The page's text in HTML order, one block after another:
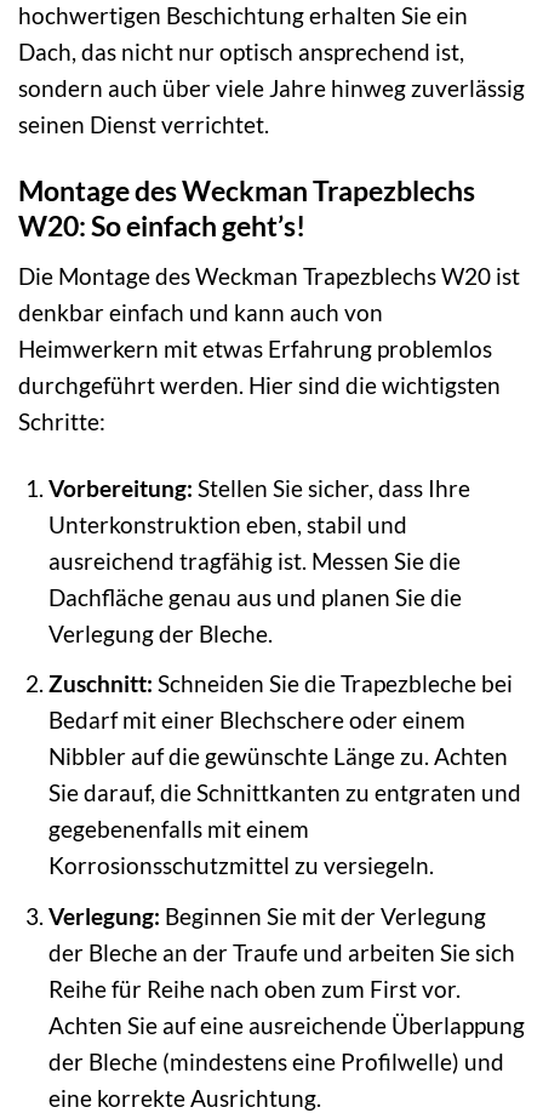
hochwertigen Beschichtung erhalten Sie ein
Dach, das nicht nur optisch ansprechend ist,
sondern auch über viele Jahre hinweg zuverlässig
seinen Dienst verrichtet.
Montage des Weckman Trapezblechs
W20: So einfach geht’s!
Die Montage des Weckman Trapezblechs W20 ist
denkbar einfach und kann auch von
Heimwerkern mit etwas Erfahrung problemlos
durchgeführt werden. Hier sind die wichtigsten
Schritte:
Vorbereitung: Stellen Sie sicher, dass Ihre
Unterkonstruktion eben, stabil und
ausreichend tragfähig ist. Messen Sie die
Dachfläche genau aus und planen Sie die
Verlegung der Bleche.
Zuschnitt: Schneiden Sie die Trapezbleche bei
Bedarf mit einer Blechschere oder einem
Nibbler auf die gewünschte Länge zu. Achten
Sie darauf, die Schnittkanten zu entgraten und
gegebenenfalls mit einem
Korrosionsschutzmittel zu versiegeln.
Verlegung: Beginnen Sie mit der Verlegung
der Bleche an der Traufe und arbeiten Sie sich
Reihe für Reihe nach oben zum First vor.
Achten Sie auf eine ausreichende Überlappung
der Bleche (mindestens eine Profilwelle) und
eine korrekte Ausrichtung.